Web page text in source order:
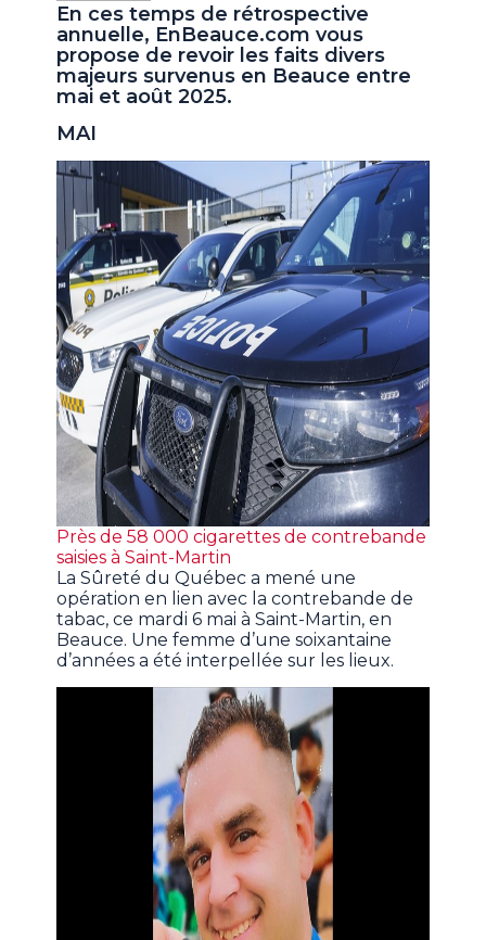
En ces temps de rétrospective
annuelle, EnBeauce.com vous
propose de revoir les faits divers
majeurs survenus en Beauce entre
mai et août 2025.
MAI
Près de 58 000 cigarettes de contrebande
saisies à Saint-Martin
La Sûreté du Québec a mené une
opération en lien avec la contrebande de
tabac, ce mardi 6 mai à Saint-Martin, en
Beauce. Une femme d’une soixantaine
d’années a été interpellée sur les lieux.